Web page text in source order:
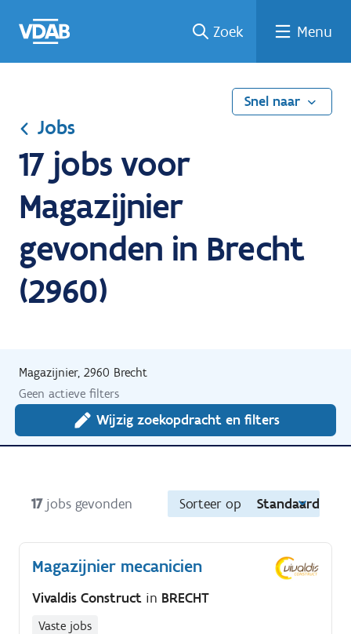
naar
een
een
job
naar
Zoek Menu
Snel naar
Jobs
17 jobs voor
Magazijnier
gevonden in Brecht
(2960)
Magazijnier, 2960 Brecht
Geen actieve filters
Wijzig zoekopdracht en filters
17 jobs gevonden Sorteer op Standaard
Magazijnier mecanicien
Vivaldis Construct in BRECHT
Vaste jobs